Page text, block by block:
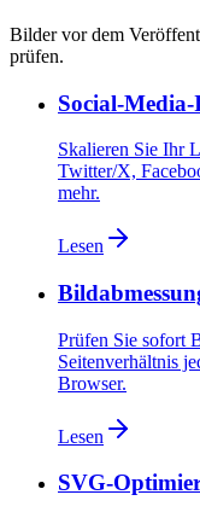
Bilder vor dem
prüfen.
Social-
Skalieren Sie Ihr
Twitter/X,
mehr.
Lesen
Prüfen Sie sofort
Seitenverhältnis
Browser.
Lesen
SVG-